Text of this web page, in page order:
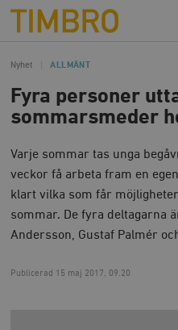
Timbro
Nyhet ALLMÄNT
Fyra personer
sommarsmeder
Varje sommar tas unga
veckor få arbeta fram en
klart vilka som får
sommar. De fyra deltagarna
Andersson, Gustaf Palmér
Publicerad 15 maj 2017, 09.20